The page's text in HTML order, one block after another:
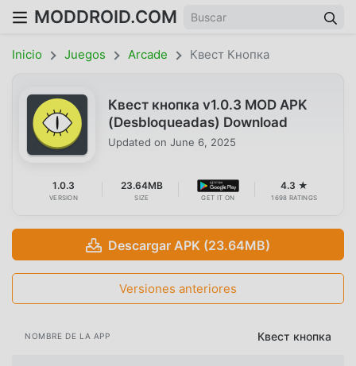
MODDROID.COM
Inicio Juegos Arcade Квест Кнопка
Квест кнопка v1.0.3 MOD APK
(Desbloqueadas) Download
Updated on June 6, 2025
1.0.3
VERSION
23.64MB
SIZE GET IT ON
4.3 ★
1698 RATINGS
Descargar APK (23.64MB)
Versiones anteriores
NOMBRE DE LA APP Квест кнопка